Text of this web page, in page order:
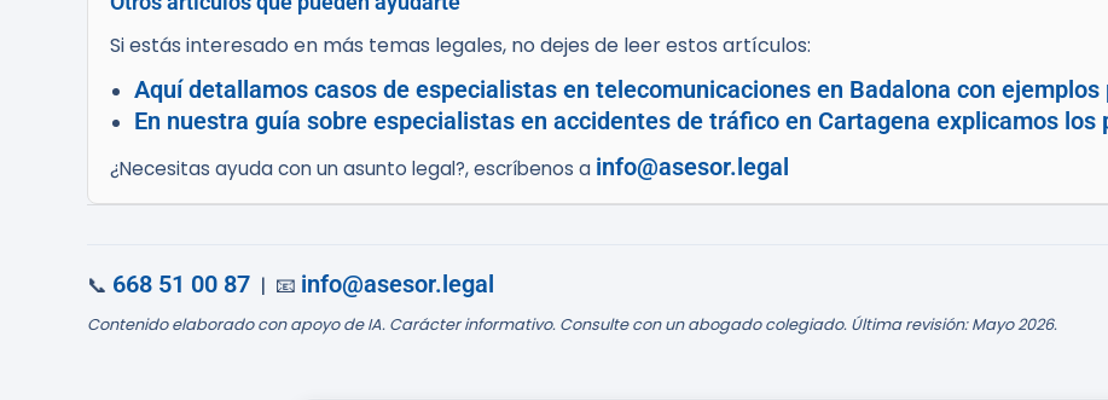
Si estás interesado en más temas legales, no dejes de leer estos artículos:
Aquí detallamos casos de especialistas en telecomunicaciones en Badalona con ejemplos
En nuestra guía sobre especialistas en accidentes de tráfico en Cartagena explicamos los
¿Necesitas ayuda con un asunto legal?, escríbenos a info@asesor.legal
📞 668 51 00 87 | 📧 info@asesor.legal
Contenido elaborado con apoyo de IA. Carácter informativo. Consulte con un abogado colegiado. Última revisión: Mayo 2026.